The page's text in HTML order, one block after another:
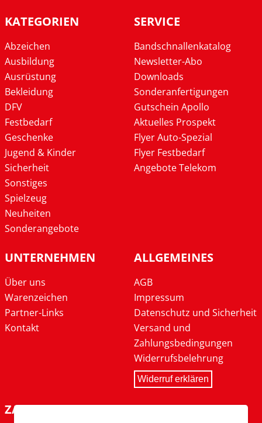
KATEGORIEN
Abzeichen
Ausbildung
Ausrüstung
Bekleidung
DFV
Festbedarf
Geschenke
Jugend & Kinder
Sicherheit
Sonstiges
Spielzeug
Neuheiten
Sonderangebote
SERVICE
Bandschnallenkatalog
Newsletter-Abo
Downloads
Sonderanfertigungen
Gutschein Apollo
Aktuelles Prospekt
Flyer Auto-Spezial
Flyer Festbedarf
Angebote Telekom
UNTERNEHMEN
Über uns
Warenzeichen
Partner-Links
Kontakt
ALLGEMEINES
AGB
Impressum
Datenschutz und Sicherheit
Versand und
Zahlungsbedingungen
Widerrufsbelehrung
Widerruf erklären
ZAHLARTEN